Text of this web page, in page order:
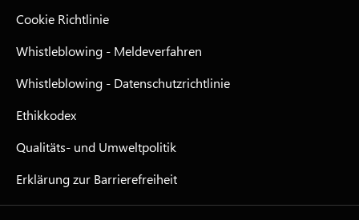
Cookie Richtlinie
Whistleblowing - Meldeverfahren
Whistleblowing - Datenschutzrichtlinie
Ethikkodex
Qualitäts- und Umweltpolitik
Erklärung zur Barrierefreiheit